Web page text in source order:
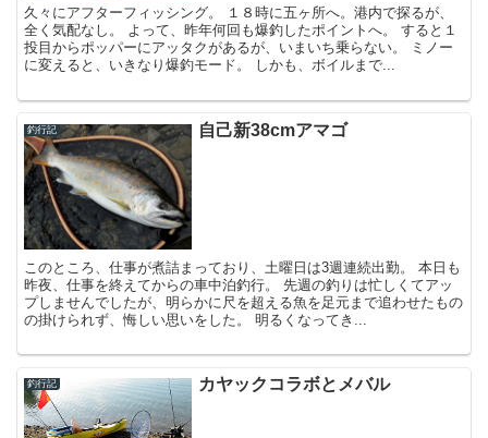
久々にアフターフィッシング。 １８時に五ヶ所へ。港内で探るが、
全く気配なし。 よって、昨年何回も爆釣したポイントへ。 すると１
投目からポッパーにアッタクがあるが、いまいち乗らない。 ミノー
に変えると、いきなり爆釣モード。 しかも、ボイルまで...
釣行記 自己新38cmアマゴ
このところ、仕事が煮詰まっており、土曜日は3週連続出勤。 本日も
昨夜、仕事を終えてからの車中泊釣行。 先週の釣りは忙しくてアッ
プしませんでしたが、明らかに尺を超える魚を足元まで追わせたもの
の掛けられず、悔しい思いをした。 明るくなってき...
釣行記 カヤックコラボとメバル